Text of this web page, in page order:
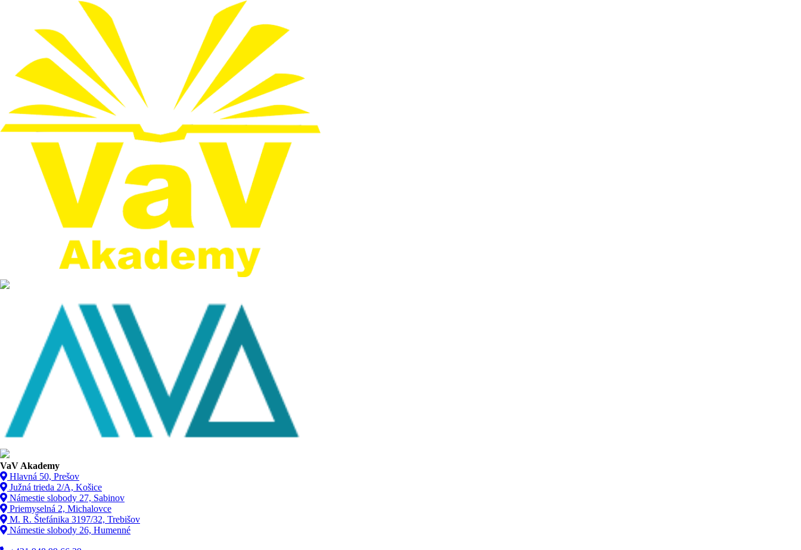
VaV Akademy
Hlavná 50, Prešov
Južná trieda 2/A, Košice
Námestie slobody 27, Sabinov
Priemyselná 2, Michalovce
M. R. Štefánika 3197/32, Trebišov
Námestie slobody 26, Humenné